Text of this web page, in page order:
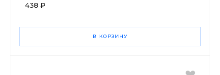
438 ₽
В КОРЗИНУ